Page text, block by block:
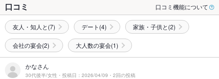
口コミ 口コミ機能について
友人・知人と(7) デート(4) 家族・子供と(2)
会社の宴会(2) 大人数の宴会(1)
かなさん
30代後半/女性・投稿日：2026/04/09・2回の投稿